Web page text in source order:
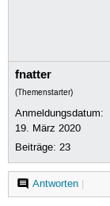
fnatter
(Themenstarter)
Anmeldungsdatum:
19. März 2020
Beiträge:23
Antworten|